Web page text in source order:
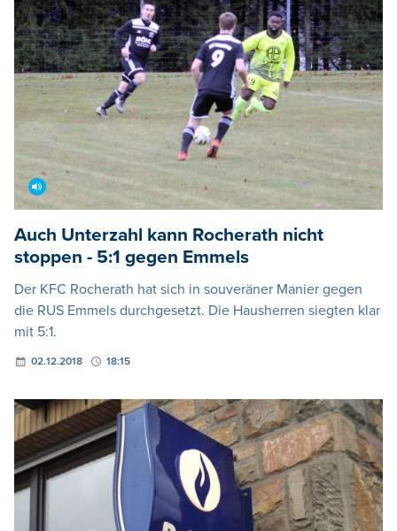
Auch Unterzahl kann Rocherath nicht
stoppen - 5:1 gegen Emmels
Der KFC Rocherath hat sich in souveräner Manier gegen
die RUS Emmels durchgesetzt. Die Hausherren siegten klar
mit 5:1.
02.12.2018 18:15